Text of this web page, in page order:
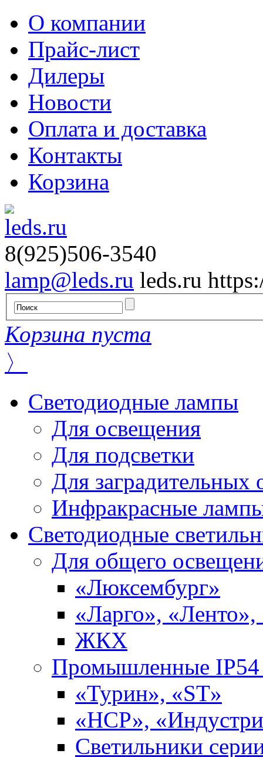
О компании
Прайс-лист
Дилеры
Новости
Оплата и доставка
Контакты
Корзина
8(925)506-3540
lamp@leds.ru leds.ru
Корзина пуста
〉
Светодиодные лампы
Для освещения
Для подсветки
Для заградительных
Инфракрасные
Светодиодные
Для общего
«Люксембург»
«Ларго»,
ЖКХ
Промышленные IP54
«Турин», «ST»
«НСР»,
Светильники